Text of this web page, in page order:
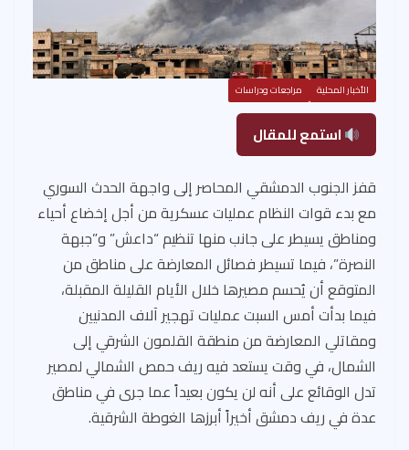
الأخبار المحلية مراجعات ودراسات
استمع للمقال
قفز الجنوب الدمشقي المحاصر إلى واجهة الحدث السوري
مع بدء قوات النظام عمليات عسكرية من أجل إخضاع أحياء
ومناطق يسيطر على جانب منها تنظيم “داعش” و”جبهة
النصرة”، فيما تسيطر فصائل المعارضة على مناطق من
المتوقع أن يُحسم مصيرها خلال الأيام القليلة المقبلة،
فيما بدأت أمس السبت عمليات تهجير آلاف المدنيين
ومقاتلي المعارضة من منطقة القلمون الشرقي إلى
الشمال، في وقت يستعد فيه ريف حمص الشمالي لمصير
تدل الوقائع على أنه لن يكون بعيداً عما جرى في مناطق
عدة في ريف دمشق أخيراً أبرزها الغوطة الشرقية.